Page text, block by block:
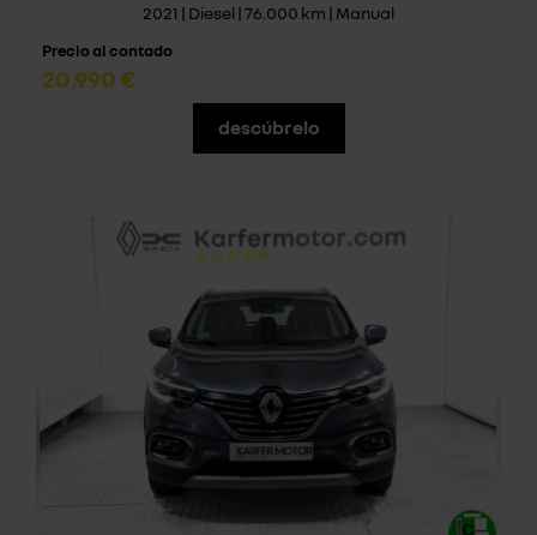
2021 | Diesel | 76.000 km | Manual
Precio al contado
20.990 €
descúbrelo